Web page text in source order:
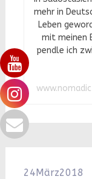
mehr in
Leben
mit meinen
pendle ich
24März2018